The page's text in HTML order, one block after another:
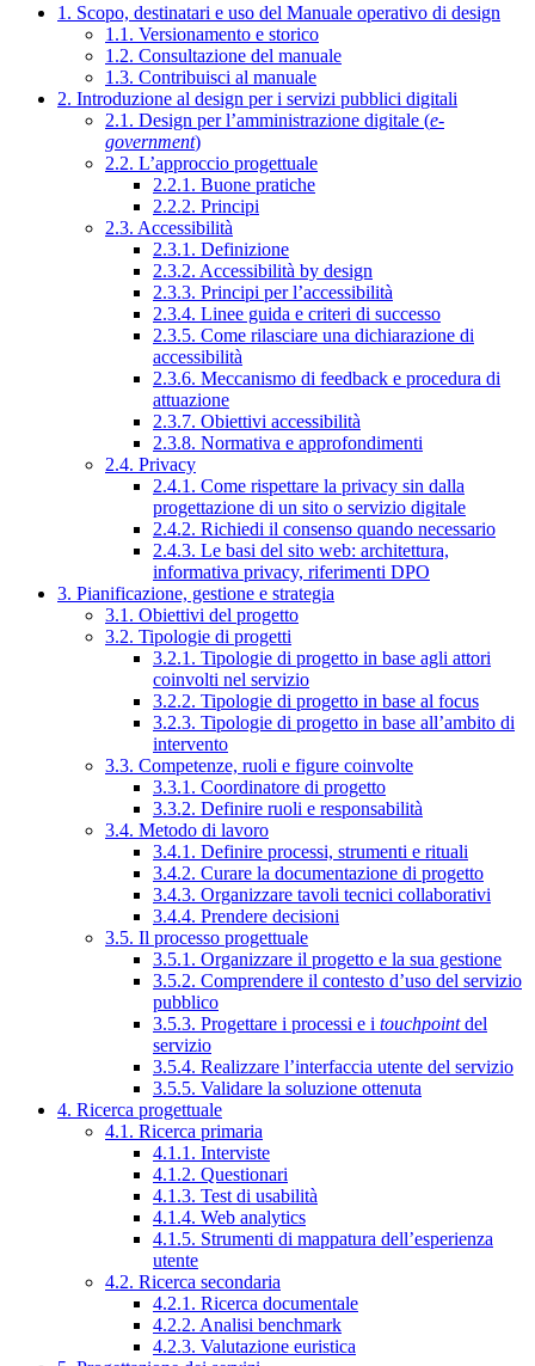
1. Scopo, destinatari e uso del Manuale operativo di design
1.1. Versionamento e storico
1.2. Consultazione del manuale
1.3. Contribuisci al manuale
2. Introduzione al design per i servizi pubblici digitali
2.1. Design per l’amministrazione digitale (e-
government)
2.2. L’approccio progettuale
2.2.1. Buone pratiche
2.2.2. Principi
2.3. Accessibilità
2.3.1. Definizione
2.3.2. Accessibilità by design
2.3.3. Principi per l’accessibilità
2.3.4. Linee guida e criteri di successo
2.3.5. Come rilasciare una dichiarazione di
accessibilità
2.3.6. Meccanismo di feedback e procedura di
attuazione
2.3.7. Obiettivi accessibilità
2.3.8. Normativa e approfondimenti
2.4. Privacy
2.4.1. Come rispettare la privacy sin dalla
progettazione di un sito o servizio digitale
2.4.2. Richiedi il consenso quando necessario
2.4.3. Le basi del sito web: architettura,
informativa privacy, riferimenti DPO
3. Pianificazione, gestione e strategia
3.1. Obiettivi del progetto
3.2. Tipologie di progetti
3.2.1. Tipologie di progetto in base agli attori
coinvolti nel servizio
3.2.2. Tipologie di progetto in base al focus
3.2.3. Tipologie di progetto in base all’ambito di
intervento
3.3. Competenze, ruoli e figure coinvolte
3.3.1. Coordinatore di progetto
3.3.2. Definire ruoli e responsabilità
3.4. Metodo di lavoro
3.4.1. Definire processi, strumenti e rituali
3.4.2. Curare la documentazione di progetto
3.4.3. Organizzare tavoli tecnici collaborativi
3.4.4. Prendere decisioni
3.5. Il processo progettuale
3.5.1. Organizzare il progetto e la sua gestione
3.5.2. Comprendere il contesto d’uso del servizio
pubblico
3.5.3. Progettare i processi e i touchpointdel
servizio
3.5.4. Realizzare l’interfaccia utente del servizio
3.5.5. Validare la soluzione ottenuta
4. Ricerca progettuale
4.1. Ricerca primaria
4.1.1. Interviste
4.1.2. Questionari
4.1.3. Test di usabilità
4.1.4. Web analytics
4.1.5. Strumenti di mappatura dell’esperienza
utente
4.2. Ricerca secondaria
4.2.1. Ricerca documentale
4.2.2. Analisi benchmark
4.2.3. Valutazione euristica